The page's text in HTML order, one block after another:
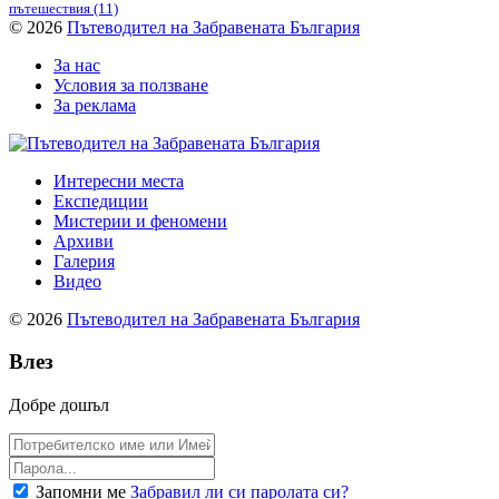
пътешествия (11)
© 2026 Пътеводител на Забравената България
За нас
Условия за ползване
За реклама
Интересни места
Експедиции
Мистерии и феномени
Архиви
Галерия
Видео
© 2026 Пътеводител на Забравената България
Влез
Добре дошъл
Запомни ме Забравил ли си паролата си?